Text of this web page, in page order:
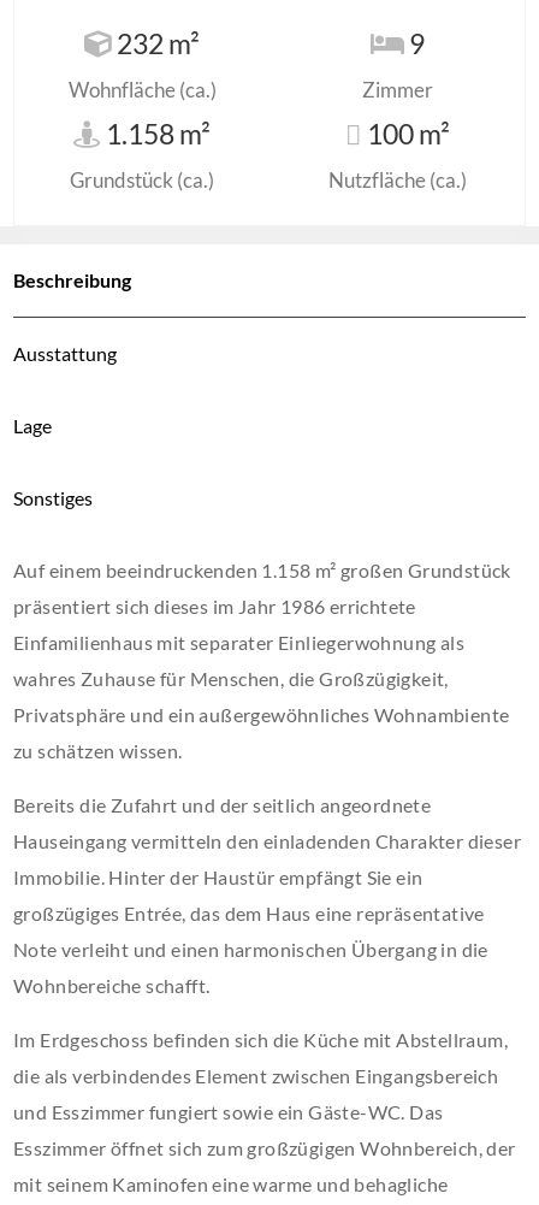
232 m²
Wohnfläche (ca.)
9
Zimmer
1.158 m²
Grundstück (ca.)
100 m²
Nutzfläche (ca.)
Beschreibung
Ausstattung
Lage
Sonstiges
Auf einem beeindruckenden 1.158 m² großen Grundstück
präsentiert sich dieses im Jahr 1986 errichtete
Einfamilienhaus mit separater Einliegerwohnung als
wahres Zuhause für Menschen, die Großzügigkeit,
Privatsphäre und ein außergewöhnliches Wohnambiente
zu schätzen wissen.
Bereits die Zufahrt und der seitlich angeordnete
Hauseingang vermitteln den einladenden Charakter dieser
Immobilie. Hinter der Haustür empfängt Sie ein
großzügiges Entrée, das dem Haus eine repräsentative
Note verleiht und einen harmonischen Übergang in die
Wohnbereiche schafft.
Im Erdgeschoss befinden sich die Küche mit Abstellraum,
die als verbindendes Element zwischen Eingangsbereich
und Esszimmer fungiert sowie ein Gäste-WC. Das
Esszimmer öffnet sich zum großzügigen Wohnbereich, der
mit seinem Kaminofen eine warme und behagliche